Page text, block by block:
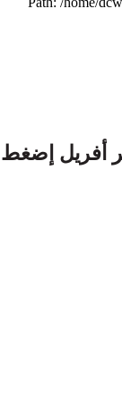
أفريل